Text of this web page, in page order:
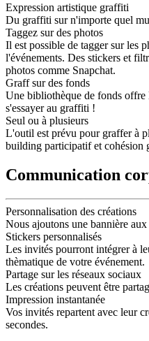
Expression artistique graffiti
Du graffiti sur n'importe quel
Taggez sur des photos
Il est possible de tagger sur les
l'événements. Des stickers et
photos comme Snapchat.
Graff sur des fonds
Une bibliothèque de fonds
s'essayer au graffiti !
Seul ou à plusieurs
L'outil est prévu pour graffer à
building participatif et cohésion
Communication
Personnalisation des créations
Nous ajoutons une bannière
Stickers personnalisés
Les invités pourront intégrer à
thèmatique de votre événement.
Partage sur les réseaux sociaux
Les créations peuvent être
Impression instantanée
Vos invités repartent avec leur
secondes.